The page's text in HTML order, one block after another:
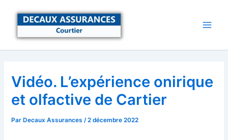
Vidéo. L’expérience onirique
et olfactive de Cartier
Par Decaux Assurances/2 décembre 2022